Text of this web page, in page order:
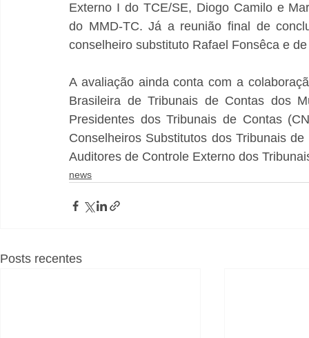
Externo I do TCE/SE, Diogo Camilo e
do MMD-TC. Já a reunião final de
conselheiro substituto Rafael Fonsêca e
A avaliação ainda conta com a
Brasileira de Tribunais de Contas dos
Presidentes dos Tribunais de Contas
Conselheiros Substitutos dos Tribunais
Auditores de Controle Externo dos
news
Posts recentes